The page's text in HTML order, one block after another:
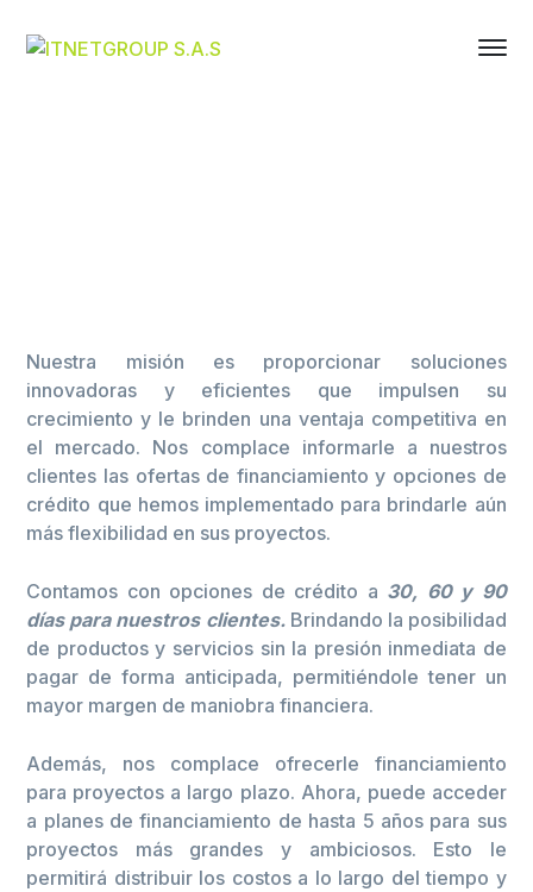
Nuestra misión es proporcionar soluciones
innovadoras y eficientes que impulsen su
crecimiento y le brinden una ventaja competitiva en
el mercado. Nos complace informarle a nuestros
clientes las ofertas de financiamiento y opciones de
crédito que hemos implementado para brindarle aún
más flexibilidad en sus proyectos.
Contamos con opciones de crédito a 30, 60 y 90
días para nuestros clientes.Brindando la posibilidad
de productos y servicios sin la presión inmediata de
pagar de forma anticipada, permitiéndole tener un
mayor margen de maniobra financiera.
Además, nos complace ofrecerle financiamiento
para proyectos a largo plazo. Ahora, puede acceder
a planes de financiamiento de hasta 5 años para sus
proyectos más grandes y ambiciosos. Esto le
permitirá distribuir los costos a lo largo del tiempo y